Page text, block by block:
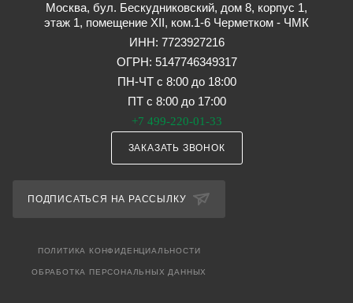
Москва, бул. Бескудниковский, дом 8, корпус 1,
этаж 1, помещение XII, ком.1-6 Черметком - ЧМК
ИНН: 7723927216
ОГРН: 5147746349317
ПН-ЧТ с 8:00 до 18:00
ПТ с 8:00 до 17:00
+7 499-220-01-33
ЗАКАЗАТЬ ЗВОНОК
ПОДПИСАТЬСЯ НА РАССЫЛКУ
ПОЛИТИКА КОНФИДЕНЦИАЛЬНОСТИ
ОБРАБОТКА ПЕРСОНАЛЬНЫХ ДАННЫХ